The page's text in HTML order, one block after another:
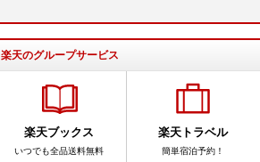
楽天のグループサービス
楽天ブックス
いつでも全品送料無料
楽天トラベル
簡単宿泊予約！